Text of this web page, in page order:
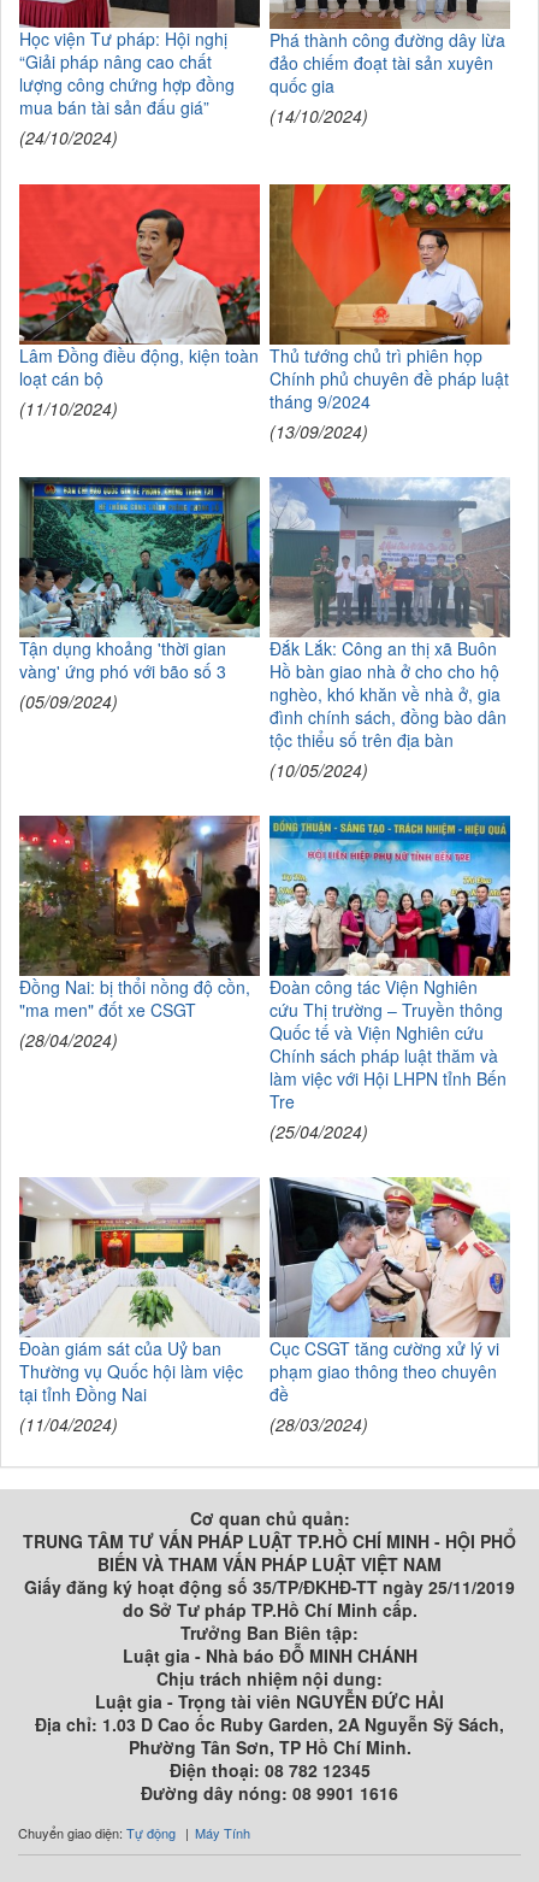
Học viện Tư pháp: Hội nghị
“Giải pháp nâng cao chất
lượng công chứng hợp đồng
mua bán tài sản đấu giá”
(24/10/2024)
Phá thành công đường dây lừa
đảo chiếm đoạt tài sản xuyên
quốc gia
(14/10/2024)
Lâm Đồng điều động, kiện toàn
loạt cán bộ
(11/10/2024)
Thủ tướng chủ trì phiên họp
Chính phủ chuyên đề pháp luật
tháng 9/2024
(13/09/2024)
Tận dụng khoảng 'thời gian
vàng' ứng phó với bão số 3
(05/09/2024)
Đắk Lắk: Công an thị xã Buôn
Hồ bàn giao nhà ở cho cho hộ
nghèo, khó khăn về nhà ở, gia
đình chính sách, đồng bào dân
tộc thiểu số trên địa bàn
(10/05/2024)
Đồng Nai: bị thổi nồng độ cồn,
"ma men" đốt xe CSGT
(28/04/2024)
Đoàn công tác Viện Nghiên
cứu Thị trường – Truyền thông
Quốc tế và Viện Nghiên cứu
Chính sách pháp luật thăm và
làm việc với Hội LHPN tỉnh Bến
Tre
(25/04/2024)
Đoàn giám sát của Uỷ ban
Thường vụ Quốc hội làm việc
tại tỉnh Đồng Nai
(11/04/2024)
Cục CSGT tăng cường xử lý vi
phạm giao thông theo chuyên
đề
(28/03/2024)
Cơ quan chủ quản:
TRUNG TÂM TƯ VẤN PHÁP LUẬT TP.HỒ CHÍ MINH - HỘI PHỔ
BIẾN VÀ THAM VẤN PHÁP LUẬT VIỆT NAM
Giấy đăng ký hoạt động số 35/TP/ĐKHĐ-TT ngày 25/11/2019
do Sở Tư pháp TP.Hồ Chí Minh cấp.
Trưởng Ban Biên tập:
Luật gia - Nhà báo ĐỖ MINH CHÁNH
Chịu trách nhiệm nội dung:
Luật gia - Trọng tài viên NGUYỄN ĐỨC HẢI
Địa chỉ: 1.03 D Cao ốc Ruby Garden, 2A Nguyễn Sỹ Sách,
Phường Tân Sơn, TP Hồ Chí Minh.
Điện thoại: 08 782 12345
Đường dây nóng: 08 9901 1616
Chuyển giao diện: Tự động Máy Tính